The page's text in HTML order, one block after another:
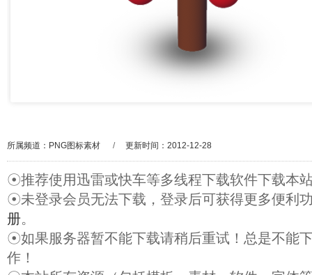
所属频道： PNG图标素材 / 更新时间：2012-12-28
☉推荐使用迅雷或快车等多线程下载软件下载本
☉未登录会员无法下载，登录后可获得更多便利
册。
☉如果服务器暂不能下载请稍后重试！总是不能
作！